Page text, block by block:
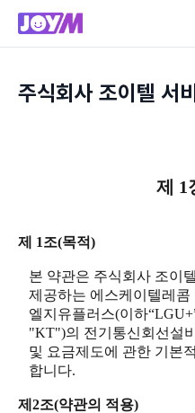
주식회사 조이텔 서
제 1
제 1조(목적)
본 약관은 주식회사 조이
제공하는 에스케이텔레콤
엘지유플러스(이하
"KT")의 전기통신회선설
및 요금제도에 관한 기본
합니다.
제2조(약관의 적용)